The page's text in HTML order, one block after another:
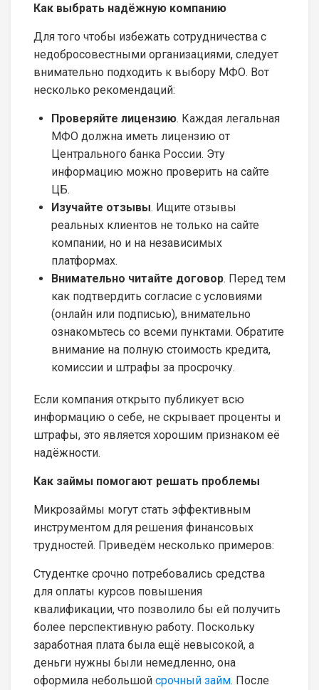
Как выбрать надёжную компанию
Для того чтобы избежать сотрудничества с
недобросовестными организациями, следует
внимательно подходить к выбору МФО. Вот
несколько рекомендаций:
Проверяйте лицензию. Каждая легальная
МФО должна иметь лицензию от
Центрального банка России. Эту
информацию можно проверить на сайте
ЦБ.
Изучайте отзывы. Ищите отзывы
реальных клиентов не только на сайте
компании, но и на независимых
платформах.
Внимательно читайте договор. Перед тем
как подтвердить согласие с условиями
(онлайн или подписью), внимательно
ознакомьтесь со всеми пунктами. Обратите
внимание на полную стоимость кредита,
комиссии и штрафы за просрочку.
Если компания открыто публикует всю
информацию о себе, не скрывает проценты и
штрафы, это является хорошим признаком её
надёжности.
Как займы помогают решать проблемы
Микрозаймы могут стать эффективным
инструментом для решения финансовых
трудностей. Приведём несколько примеров:
Студентке срочно потребовались средства
для оплаты курсов повышения
квалификации, что позволило бы ей получить
более перспективную работу. Поскольку
заработная плата была ещё невысокой, а
деньги нужны были немедленно, она
оформила небольшой срочный займ. После